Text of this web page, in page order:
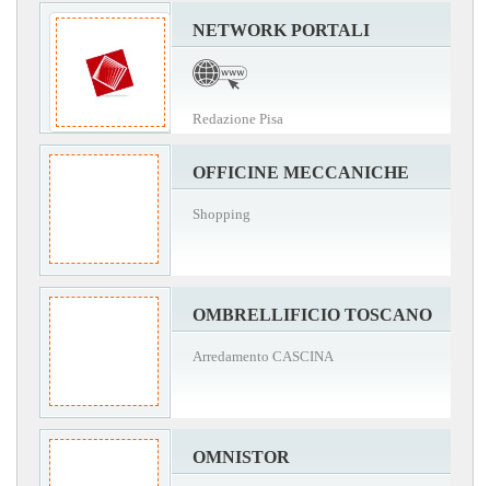
NETWORK PORTALI
Redazione Pisa
OFFICINE MECCANICHE
Shopping
OMBRELLIFICIO TOSCANO
Arredamento CASCINA
OMNISTOR